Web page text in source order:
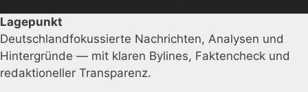
Lagepunkt
Deutschlandfokussierte Nachrichten, Analysen und
Hintergründe — mit klaren Bylines, Faktencheck und
redaktioneller Transparenz.